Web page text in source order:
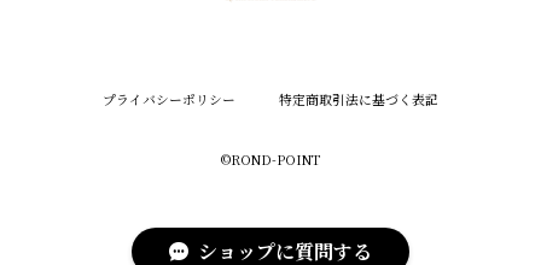
プライバシーポリシー 特定商取引法に基づく表記
©︎ROND-POINT
ショップに質問する